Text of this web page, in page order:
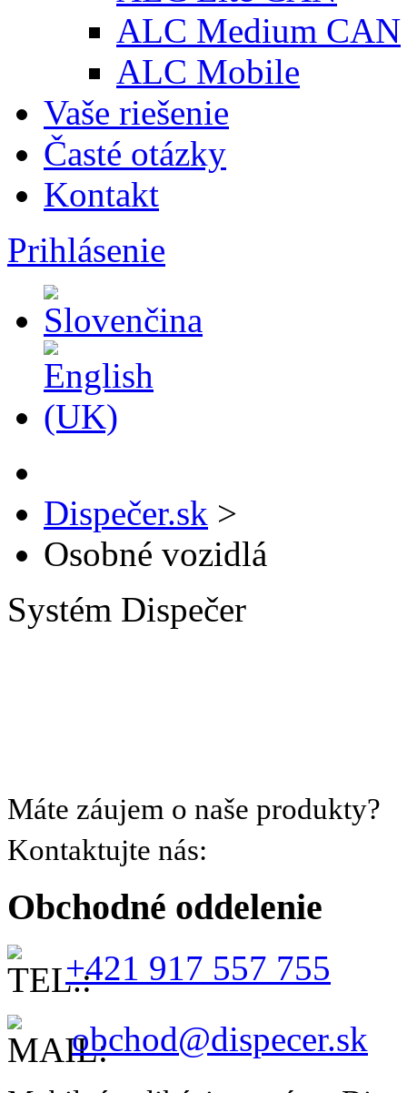
ALC Medium CAN
ALC Mobile
Vaše riešenie
Časté otázky
Kontakt
Prihlásenie
Dispečer.sk >
Osobné vozidlá
Systém Dispečer
Máte záujem o naše produkty?
Kontaktujte nás:
Obchodné oddelenie
+421 917 557 755
obchod@dispecer.sk